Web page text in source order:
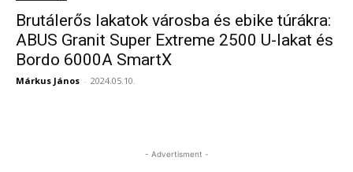
Brutálerős lakatok városba és ebike túrákra:
ABUS Granit Super Extreme 2500 U-lakat és
Bordo 6000A SmartX
Márkus János - 2024.05.10.
- Advertisment -